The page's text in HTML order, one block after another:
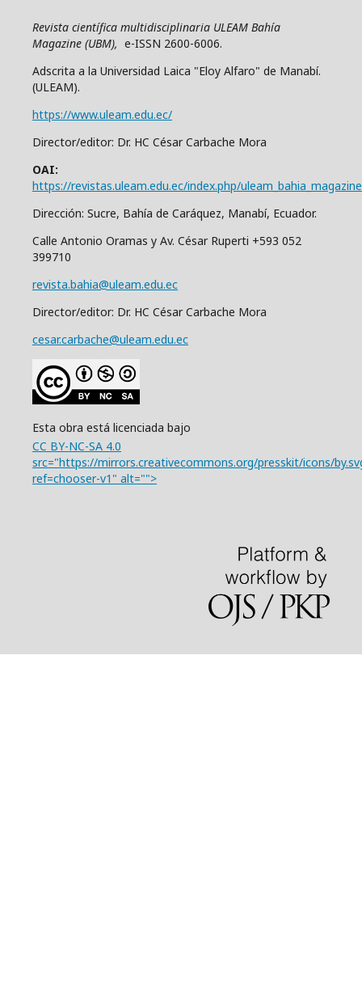
Revista científica multidisciplinaria ULEAM Bahía
Magazine (UBM), e-ISSN 2600-6006.
Adscrita a la Universidad Laica "Eloy Alfaro" de Manabí.
(ULEAM).
https://www.uleam.edu.ec/
Director/editor: Dr. HC César Carbache Mora
OAI:
https://revistas.uleam.edu.ec/index.php/
Dirección: Sucre, Bahía de Caráquez, Manabí, Ecuador.
Calle Antonio Oramas y Av. César Ruperti +593 052
399710
revista.bahia@uleam.edu.ec
Director/editor: Dr. HC César Carbache Mora
cesar.carbache@uleam.edu.ec
Esta obra está licenciada bajo
CC BY-NC-SA 4.0
src="https://mirrors.creativecommons.org/presskit/icons/
ref=chooser-v1" alt="">